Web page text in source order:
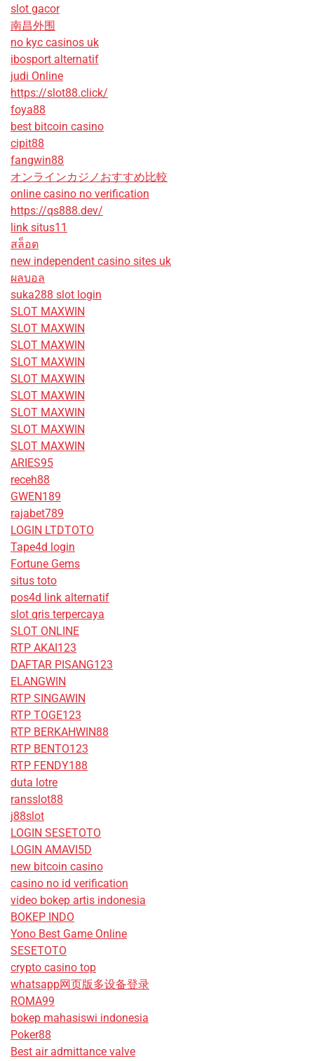
slot gacor
南昌外围
no kyc casinos uk
ibosport alternatif
judi Online
https://slot88.click/
foya88
best bitcoin casino
cipit88
fangwin88
オンラインカジノおすすめ比較
online casino no verification
https://qs888.dev/
link situs11
สล็อต
new independent casino sites uk
ผลบอล
suka288 slot login
SLOT MAXWIN
SLOT MAXWIN
SLOT MAXWIN
SLOT MAXWIN
SLOT MAXWIN
SLOT MAXWIN
SLOT MAXWIN
SLOT MAXWIN
SLOT MAXWIN
ARIES95
receh88
GWEN189
rajabet789
LOGIN LTDTOTO
Tape4d login
Fortune Gems
situs toto
pos4d link alternatif
slot qris terpercaya
SLOT ONLINE
RTP AKAI123
DAFTAR PISANG123
ELANGWIN
RTP SINGAWIN
RTP TOGE123
RTP BERKAHWIN88
RTP BENTO123
RTP FENDY188
duta lotre
ransslot88
j88slot
LOGIN SESETOTO
LOGIN AMAVI5D
new bitcoin casino
casino no id verification
video bokep artis indonesia
BOKEP INDO
Yono Best Game Online
SESETOTO
crypto casino top
whatsapp网页版多设备登录
ROMA99
bokep mahasiswi indonesia
Poker88
Best air admittance valve